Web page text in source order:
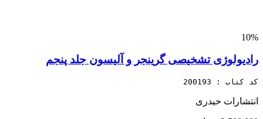
10%
رادیولوژی تشخیصی گرینجر و آلیسون جلد پنجم
کد کتاب : 200193
انتشارات حیدری